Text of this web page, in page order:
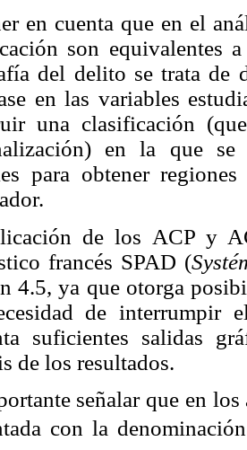
en cuenta que en el
son equivalentes
del delito se trata de
en las variables
una clasificación
en la que se
para obtener
de los ACP y
francés SPAD (
4.5, ya que otorga
de interrumpir
suficientes salidas
de los resultados.
señalar que en
con la